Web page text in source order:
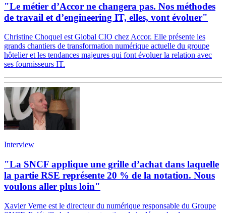
"Le métier d’Accor ne changera pas. Nos méthodes
de travail et d’engineering IT, elles, vont évoluer"
Christine Choquel est Global CIO chez Accor. Elle présente les
grands chantiers de transformation numérique actuelle du groupe
hôtelier et les tendances majeures qui font évoluer la relation avec
ses fournisseurs IT.
Interview
"La SNCF applique une grille d’achat dans laquelle
la partie RSE représente 20 % de la notation. Nous
voulons aller plus loin"
Xavier Verne est le directeur du numérique responsable du Groupe